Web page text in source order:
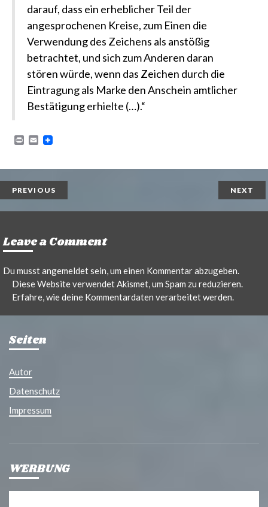
darauf, dass ein erheblicher Teil der
angesprochenen Kreise, zum Einen die
Verwendung des Zeichens als anstößig
betrachtet, und sich zum Anderen daran
stören würde, wenn das Zeichen durch die
Eintragung als Marke den Anschein amtlicher
Bestätigung erhielte (…).“
P
n
E
i
PREVIOUS NEXT
Leave a Comment
Du musstangemeldetsein, um einen Kommentar abzugeben.
Diese Website verwendet Akismet, um Spam zu reduzieren.
Erfahre, wie deine Kommentardaten verarbeitet werden.
Seiten
Autor
Datenschutz
Impressum
WERBUNG